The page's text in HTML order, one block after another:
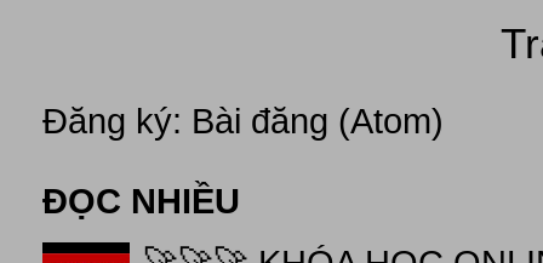
Đăng ký: Bài đăng (Atom)
ĐỌC NHIỀU